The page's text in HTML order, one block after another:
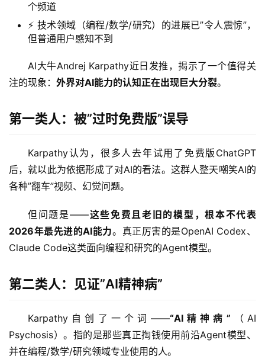
个频道
⚡ 技术领域（编程/数学/研究）的进展已”令人震惊”，
但普通用户感知不到
AI大牛Andrej Karpathy近日发推，揭示了一个值得关
注的现象： 外界对AI能力的认知正在出现巨大分裂。
第一类人：被”过时免费版”误导
Karpathy认为，很多人去年试用了免费版ChatGPT
后，就以此为依据形成了对AI的看法。这群人整天嘲笑AI的
各种”翻车”视频、幻觉问题。
但问题是——这些免费且老旧的模型，根本不代表
2026年最先进的AI能力。真正厉害的是OpenAI Codex、
Claude Code这类面向编程和研究的Agent模型。
第二类人：见证”AI精神病”
Karpathy自创了一个词——“AI精神病” （AI
Psychosis）。指的是那些真正掏钱使用前沿Agent模型、
并在编程/数学/研究领域专业使用的人。